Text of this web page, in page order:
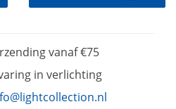
vanaf €75
in verlichting